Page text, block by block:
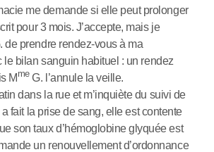
me demande si elle peut prolonger
pour 3 mois. J’accepte, mais je
de prendre rendez-vous à ma
le bilan sanguin habituel : un rendez
M meG. l’annule la veille.
dans la rue et m’inquiète du suivi de
fait la prise de sang, elle est contente
son taux d’hémoglobine glyquée est
un renouvellement d’ordonnance